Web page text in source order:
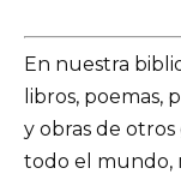
En nuestra
libros, poemas,
y obras de
todo el mundo,